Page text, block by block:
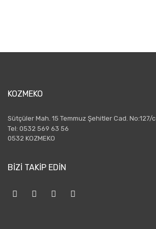
KOZMEKO
Sütçüler Mah. 15 Temmuz Şehitler Cad. No:127/c
Tel: 0532 569 63 56
0532 KOZMEKO
BİZİ TAKİP EDİN